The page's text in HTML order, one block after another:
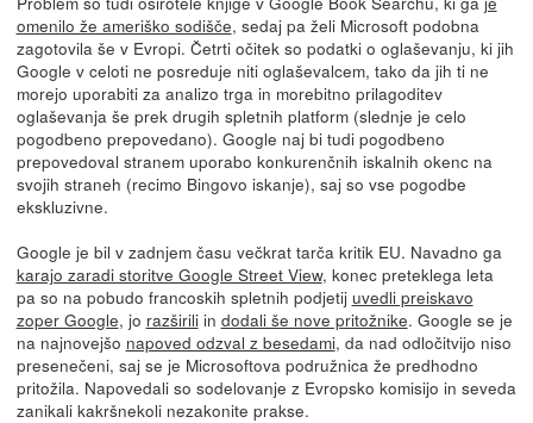
omenilo že ameriško sodišče, sedaj pa želi Microsoft podobna
zagotovila še v Evropi. Četrti očitek so podatki o oglaševanju, ki jih
Google v celoti ne posreduje niti oglaševalcem, tako da jih ti ne
morejo uporabiti za analizo trga in morebitno prilagoditev
oglaševanja še prek drugih spletnih platform (slednje je celo
pogodbeno prepovedano). Google naj bi tudi pogodbeno
prepovedoval stranem uporabo konkurenčnih iskalnih okenc na
svojih straneh (recimo Bingovo iskanje), saj so vse pogodbe
ekskluzivne.
Google je bil v zadnjem času večkrat tarča kritik EU. Navadno ga
karajo zaradi storitve Google Street View, konec preteklega leta
pa so na pobudo francoskih spletnih podjetij uvedli preiskavo
zoper Google, jo razširiliin dodali še nove pritožnike. Google se je
na najnovejšo napoved odzval z besedami, da nad odločitvijo niso
presenečeni, saj se je Microsoftova podružnica že predhodno
pritožila. Napovedali so sodelovanje z Evropsko komisijo in seveda
zanikali kakršnekoli nezakonite prakse.